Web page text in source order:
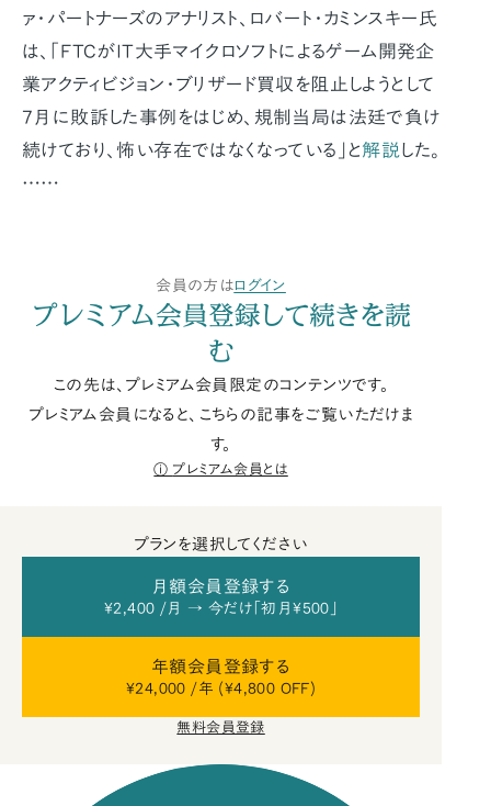
ァ・パートナーズのアナリスト、ロバート・カミンスキー氏
は、「FTCがIT大手マイクロソフトによるゲーム開発企
業アクティビジョン・ブリザード買収を阻止しようとして
7月に敗訴した事例をはじめ、規制当局は法廷で負け
続けており、怖い存在ではなくなっている」と解説 した。
……
会員の方はログイン
プレミアム会員登録して続きを読
む
この先は、プレミアム会員限定のコンテンツです。
プレミアム会員になると、こちらの記事をご覧いただけま
す。
プレミアム会員とは
プランを選択してください
月額会員登録する
¥2,400 /月 → 今だけ「初月¥500」
年額会員登録する
¥24,000 /年 (¥4,800 OFF)
無料会員登録